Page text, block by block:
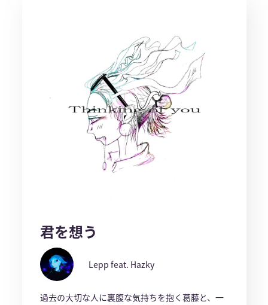
君を想う
Lepp feat. Hazky
過去の大切な人に裏腹な気持ちを抱く葛藤と、一